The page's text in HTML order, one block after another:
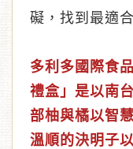
礙，找到最適
多利多國際食
禮盒」是以南
部柚與橘以智
溫順的決明子